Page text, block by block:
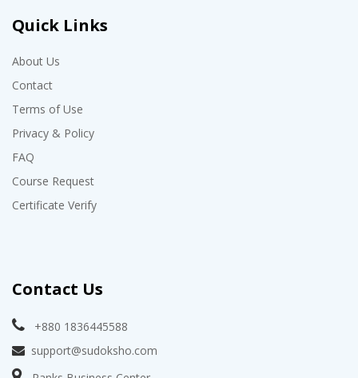
Quick Links
About Us
Contact
Terms of Use
Privacy & Policy
FAQ
Course Request
Certificate Verify
Contact Us
+880 1836445588
support@sudoksho.com